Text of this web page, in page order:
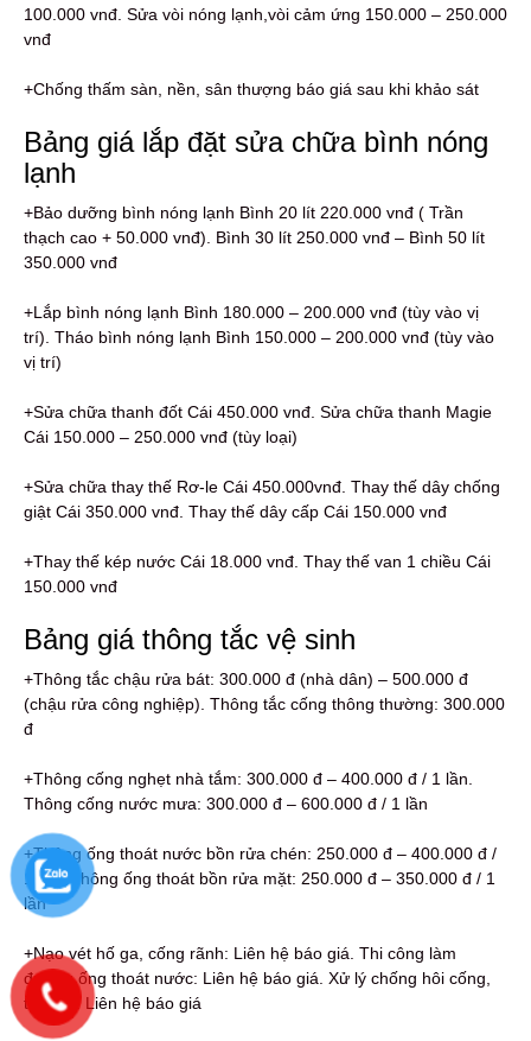
100.000 vnđ. Sửa vòi nóng lạnh,vòi cảm ứng 150.000 – 250.000
vnđ
+Chống thấm sàn, nền, sân thượng báo giá sau khi khảo sát
Bảng giá lắp đặt sửa chữa bình nóng
lạnh
+Bảo dưỡng bình nóng lạnh Bình 20 lít 220.000 vnđ ( Trần
thạch cao + 50.000 vnđ). Bình 30 lít 250.000 vnđ – Bình 50 lít
350.000 vnđ
+Lắp bình nóng lạnh Bình 180.000 – 200.000 vnđ (tùy vào vị
trí). Tháo bình nóng lạnh Bình 150.000 – 200.000 vnđ (tùy vào
vị trí)
+Sửa chữa thanh đốt Cái 450.000 vnđ. Sửa chữa thanh Magie
Cái 150.000 – 250.000 vnđ (tùy loại)
+Sửa chữa thay thế Rơ-le Cái 450.000vnđ. Thay thế dây chống
giật Cái 350.000 vnđ. Thay thế dây cấp Cái 150.000 vnđ
+Thay thế kép nước Cái 18.000 vnđ. Thay thế van 1 chiều Cái
150.000 vnđ
Bảng giá thông tắc vệ sinh
+Thông tắc chậu rửa bát: 300.000 đ (nhà dân) – 500.000 đ
(chậu rửa công nghiệp). Thông tắc cống thông thường: 300.000
đ
+Thông cống nghẹt nhà tắm: 300.000 đ – 400.000 đ / 1 lần.
Thông cống nước mưa: 300.000 đ – 600.000 đ / 1 lần
+Thông ống thoát nước bồn rửa chén: 250.000 đ – 400.000 đ /
1 lần. Thông ống thoát bồn rửa mặt: 250.000 đ – 350.000 đ / 1
lần
+Nạo vét hố ga, cống rãnh: Liên hệ báo giá. Thi công làm
đường ống thoát nước: Liên hệ báo giá. Xử lý chống hôi cống,
toilet…: Liên hệ báo giá